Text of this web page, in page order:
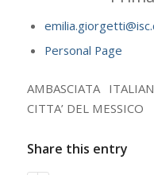
Personal Page
AMBASCIATA
CITTA’ DEL MESSICO
Share this entry